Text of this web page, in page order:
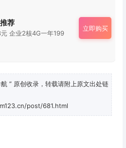
荐
企业2核4G一年199
立即购买
” 原创收录，转载请附上原文出处链
post/681.html